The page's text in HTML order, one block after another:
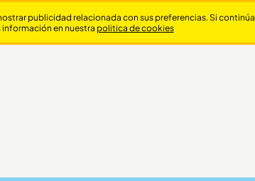
publicidad relacionada con sus preferencias. Si continúa
en nuestra politica de cookies